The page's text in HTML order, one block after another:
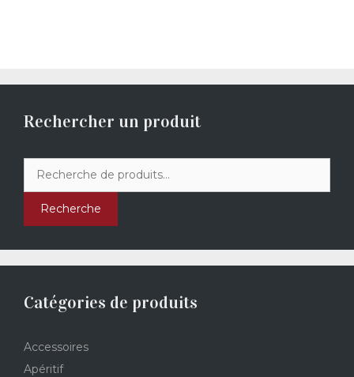
Rechercher un produit
pour :
Recherche
Catégories de produits
Accessoires
Apéritif